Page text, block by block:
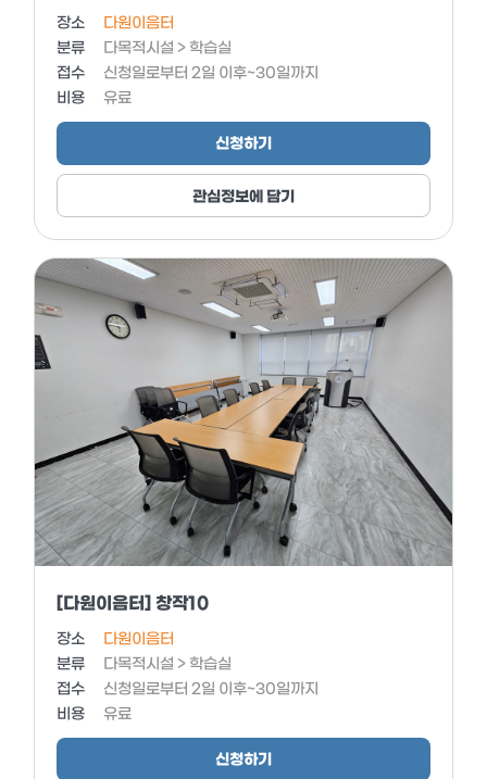
장소
다원이음터
분류
다목적시설 > 학습실
접수
신청일로부터 2일 이후~30일까지
비용
유료
신청하기
관심정보에 담기
[다원이음터] 창작10
장소
다원이음터
분류
다목적시설 > 학습실
접수
신청일로부터 2일 이후~30일까지
비용
유료
신청하기